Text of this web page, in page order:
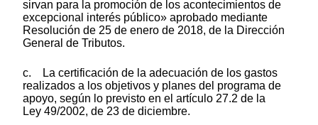
sirvan para la promoción de los acontecimientos de
excepcional interés público» aprobado mediante
Resolución de 25 de enero de 2018, de la Dirección
General de Tributos.
c. La certificación de la adecuación de los gastos
realizados a los objetivos y planes del programa de
apoyo, según lo previsto en el artículo 27.2 de la
Ley 49/2002, de 23 de diciembre.